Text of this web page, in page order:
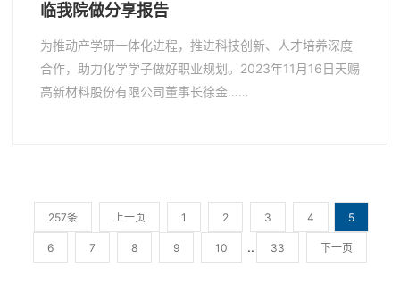
临我院做分享报告
为推动产学研一体化进程，推进科技创新、人才培养深度
合作，助力化学学子做好职业规划。2023年11月16日天赐
高新材料股份有限公司董事长徐金……
257条 上一页 1 2 3 4 5
6 7 8 9 10 .. 33 下一页